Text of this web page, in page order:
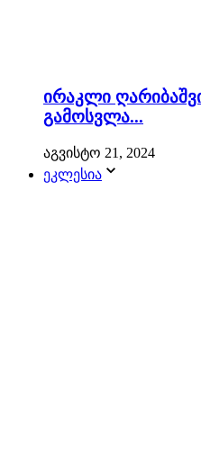
ირაკლი
გამოსვლა...
აგვისტო 21, 2024
ეკლესია